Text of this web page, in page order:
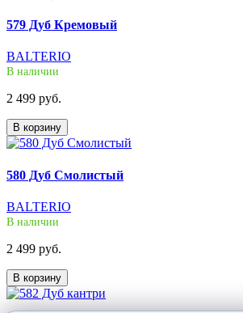
579 Дуб Кремовый
BALTERIO
В наличии
2 499 руб.
В корзину
580 Дуб Смолистый
BALTERIO
В наличии
2 499 руб.
В корзину